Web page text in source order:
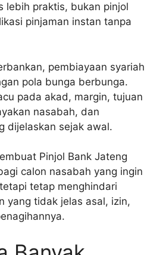
lebih praktis, bukan pinjol
pinjaman instan tanpa
pembiayaan syariah
pola bunga berbunga.
pada akad, margin, tujuan
nasabah, dan
dijelaskan sejak awal.
Pinjol Bank Jateng
calon nasabah yang ingin
tetap menghindari
yang tidak jelas asal, izin,